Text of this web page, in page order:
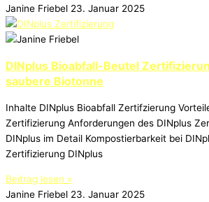
Janine Friebel 23. Januar 2025
DINplus Bioabfall-Beutel
saubere Biotonne
Inhalte DINplus Bioabfall Zertifzierung
Zertifizierung Anforderungen des DINplus
DINplus im Detail Kompostierbarkeit bei
Zertifizierung DINplus
Beitrag lesen »
Janine Friebel 23. Januar 2025